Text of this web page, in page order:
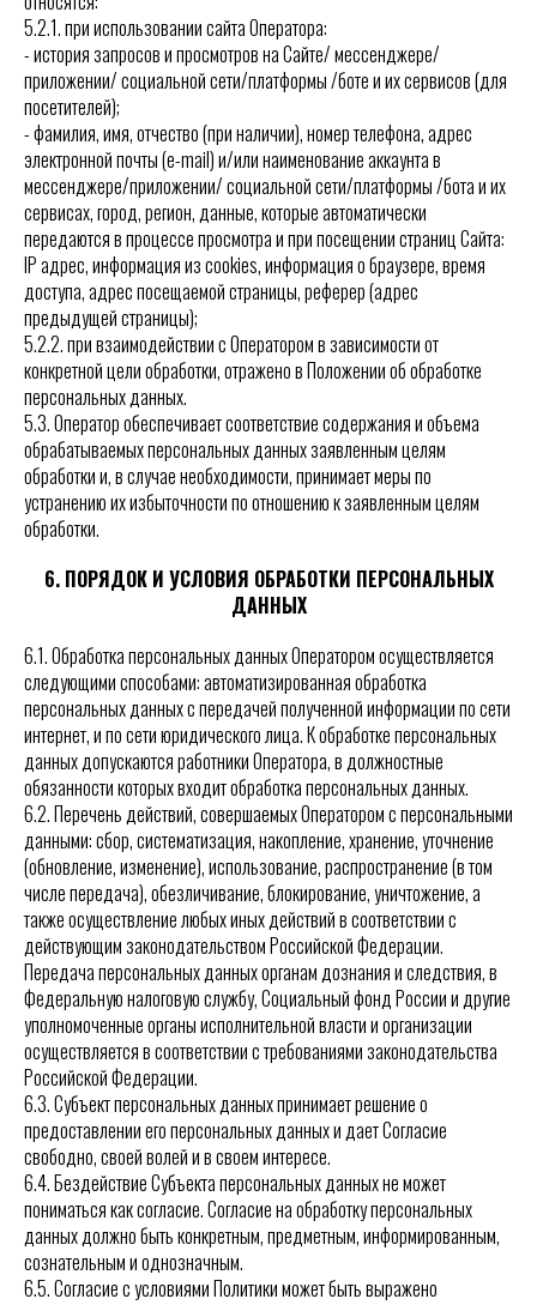
5.2.1. при использовании сайта Оператора:
- история запросов и просмотров на Сайте/ мессенджере/
приложении/ социальной сети/платформы /боте и их сервисов (для
посетителей);
- фамилия, имя, отчество (при наличии), номер телефона, адрес
электронной почты (e-mail) и/или наименование аккаунта в
мессенджере/приложении/ социальной сети/платформы /бота и их
сервисах, город, регион, данные, которые автоматически
передаются в процессе просмотра и при посещении страниц Сайта:
IP адрес, информация из cookies, информация о браузере, время
доступа, адрес посещаемой страницы, реферер (адрес
предыдущей страницы);
5.2.2. при взаимодействии с Оператором в зависимости от
конкретной цели обработки, отражено в Положении об обработке
персональных данных.
5.3. Оператор обеспечивает соответствие содержания и объема
обрабатываемых персональных данных заявленным целям
обработки и, в случае необходимости, принимает меры по
устранению их избыточности по отношению к заявленным целям
обработки.
6. ПОРЯДОК И УСЛОВИЯ ОБРАБОТКИ ПЕРСОНАЛЬНЫХ
ДАННЫХ
6.1. Обработка персональных данных Оператором осуществляется
следующими способами: автоматизированная обработка
персональных данных с передачей полученной информации по сети
интернет, и по сети юридического лица. К обработке персональных
данных допускаются работники Оператора, в должностные
обязанности которых входит обработка персональных данных.
6.2. Перечень действий, совершаемых Оператором с персональными
данными: сбор, систематизация, накопление, хранение, уточнение
(обновление, изменение), использование, распространение (в том
числе передача), обезличивание, блокирование, уничтожение, а
также осуществление любых иных действий в соответствии с
действующим законодательством Российской Федерации.
Передача персональных данных органам дознания и следствия, в
Федеральную налоговую службу, Социальный фонд России и другие
уполномоченные органы исполнительной власти и организации
осуществляется в соответствии с требованиями законодательства
Российской Федерации.
6.3. Субъект персональных данных принимает решение о
предоставлении его персональных данных и дает Согласие
свободно, своей волей и в своем интересе.
6.4. Бездействие Субъекта персональных данных не может
пониматься как согласие. Согласие на обработку персональных
данных должно быть конкретным, предметным, информированным,
сознательным и однозначным.
6.5. Согласие с условиями Политики может быть выражено